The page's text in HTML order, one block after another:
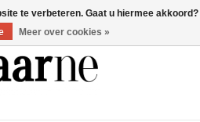
0 Artikelen - €0,00
te verbeteren. Gaat u hiermee akkoord?
Meer over cookies »